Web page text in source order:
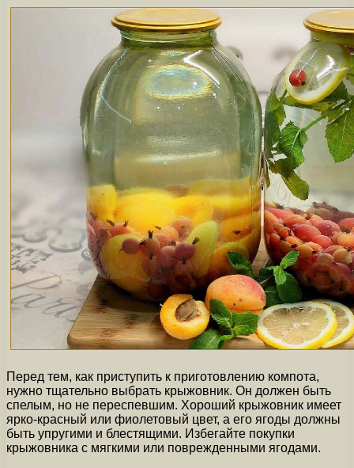
Перед тем, как приступить к приготовлению компота,
нужно тщательно выбрать крыжовник. Он должен быть
спелым, но не переспевшим. Хороший крыжовник имеет
ярко-красный или фиолетовый цвет, а его ягоды должны
быть упругими и блестящими. Избегайте покупки
крыжовника с мягкими или поврежденными ягодами.